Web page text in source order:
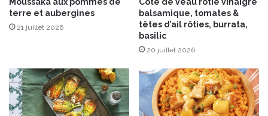
terre et aubergines
21 juillet 2026
balsamique, tomates &
têtes d’ail rôties, burrata,
basilic
20 juillet 2026